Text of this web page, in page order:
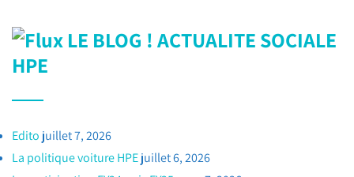
LE BLOG ! ACTUALITE SOCIALE
HPE
Edito juillet 7, 2026
La politique voiture HPEjuillet 6, 2026